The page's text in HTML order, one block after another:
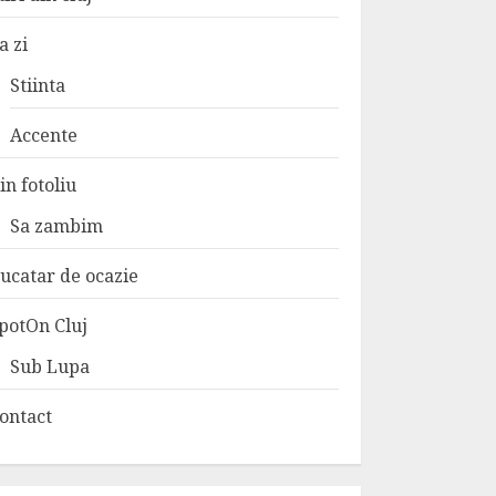
zi
Stiinta
Accente
fotoliu
Sa zambim
de ocazie
Cluj
Sub Lupa